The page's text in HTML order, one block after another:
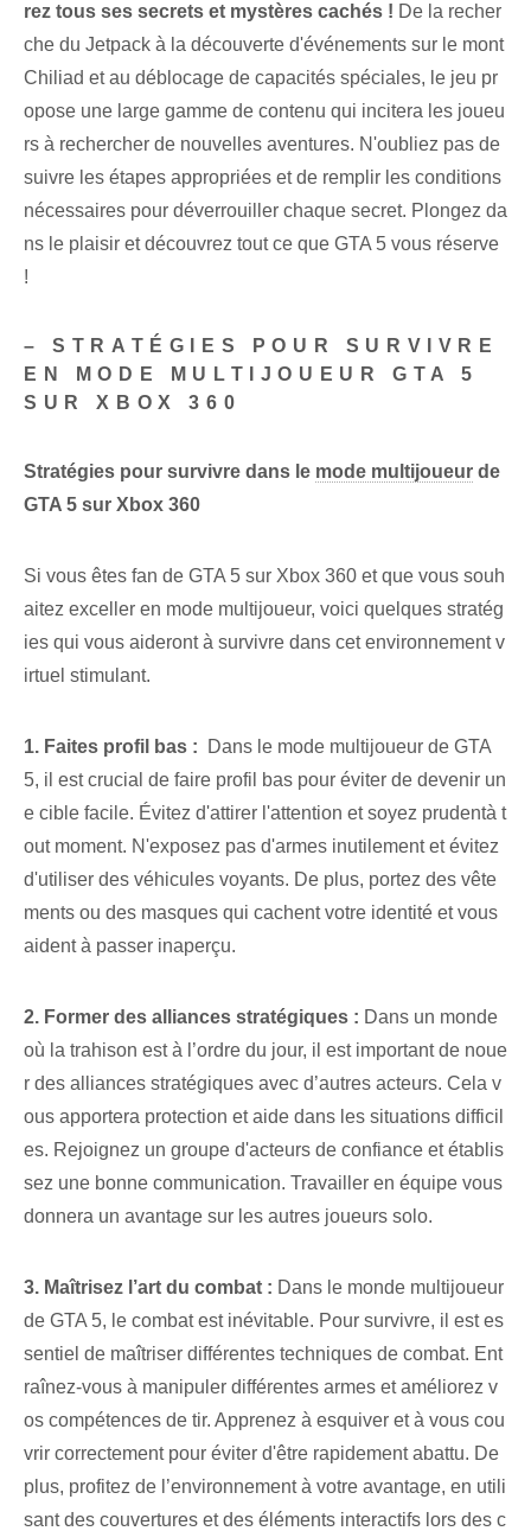
rez tous ses secrets et mystères cachés ! De la recher
che du Jetpack à la découverte d'événements sur le mont
Chiliad et au déblocage de capacités spéciales, le jeu pr
opose une large gamme de contenu qui incitera les joueu
rs à rechercher de nouvelles aventures. N'oubliez pas de
suivre les étapes appropriées et de remplir les conditions
nécessaires pour déverrouiller chaque secret. Plongez da
ns le plaisir et découvrez tout ce que GTA 5 vous réserve
!
– STRATÉGIES POUR SURVIVRE
EN MODE MULTIJOUEUR GTA 5
SUR XBOX 360
Stratégies pour survivre dans le mode multijoueur de
GTA‍ 5⁤ sur Xbox 360
Si vous êtes fan de GTA 5 sur Xbox 360 et que vous souh
aitez exceller en mode multijoueur, voici quelques stratég
ies qui vous aideront à survivre dans cet environnement v
irtuel stimulant.
1. Faites profil bas : ⁤ Dans le mode multijoueur de GTA⁣
5, il est crucial de faire profil bas pour éviter de devenir un
e ⁤cible facile. ⁤Évitez d'attirer l'attention et ⁤soyez prudent⁢à t
out moment. N'exposez pas d'armes inutilement et évitez
d'utiliser des véhicules voyants. De plus, portez des vête
ments ou des masques qui cachent votre identité et vous
aident à passer inaperçu.
2.‍ Former des alliances stratégiques : Dans un monde
où la trahison est à l’ordre du jour, il est important de noue
r des alliances stratégiques avec d’autres acteurs. Cela v
ous apportera protection et aide dans les situations difficil
es. ⁢Rejoignez un groupe d'acteurs de confiance ⁤et établis
sez une bonne communication. Travailler en équipe vous
donnera un avantage sur les autres joueurs solo.
3. Maîtrisez l’art du combat : Dans le monde multijoueur
de GTA 5, le combat est inévitable. Pour survivre, il est es
sentiel de maîtriser différentes techniques de combat. Ent
raînez-vous à manipuler différentes armes et améliorez v
os compétences de tir. Apprenez à esquiver et à vous cou
vrir correctement pour éviter d'être rapidement abattu. De
plus, profitez de ‌l’environnement à votre avantage, ⁣en utili
sant⁢ des couvertures et des éléments interactifs lors des c